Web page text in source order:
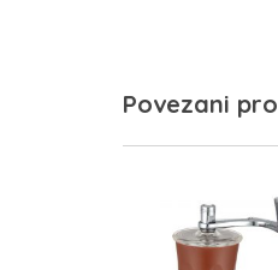
Povezani